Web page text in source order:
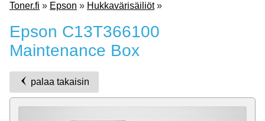
Toner.fi » Epson » Hukkavärisäiliöt»
Epson C13T366100
Maintenance Box
palaa takaisin